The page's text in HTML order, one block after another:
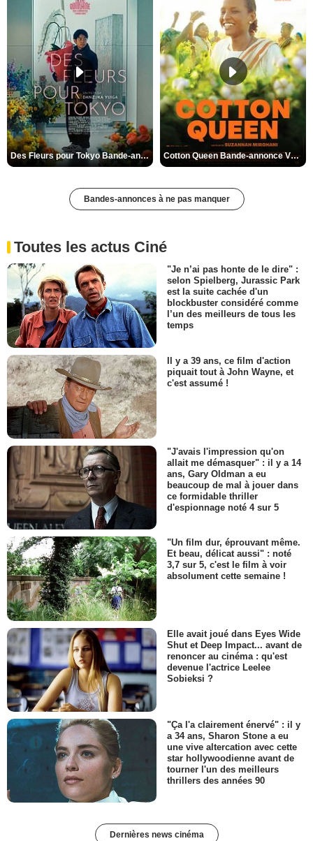
Des Fleurs pour Tokyo Bande-annonce VO STFR Cotton Queen Bande-annonce VO STFR
Bandes-annonces à ne pas manquer
Toutes les actus Ciné
"Je n’ai pas honte de le dire" :
selon Spielberg, Jurassic Park
est la suite cachée d'un
blockbuster considéré comme
l’un des meilleurs de tous les
temps
Il y a 39 ans, ce film d'action
piquait tout à John Wayne, et
c'est assumé !
"J'avais l'impression qu'on
allait me démasquer" : il y a 14
ans, Gary Oldman a eu
beaucoup de mal à jouer dans
ce formidable thriller
d'espionnage noté 4 sur 5
"Un film dur, éprouvant même.
Et beau, délicat aussi" : noté
3,7 sur 5, c'est le film à voir
absolument cette semaine !
Elle avait joué dans Eyes Wide
Shut et Deep Impact... avant de
renoncer au cinéma : qu'est
devenue l'actrice Leelee
Sobieksi ?
"Ça l'a clairement énervé" : il y
a 34 ans, Sharon Stone a eu
une vive altercation avec cette
star hollywoodienne avant de
tourner l'un des meilleurs
thrillers des années 90
Dernières news cinéma